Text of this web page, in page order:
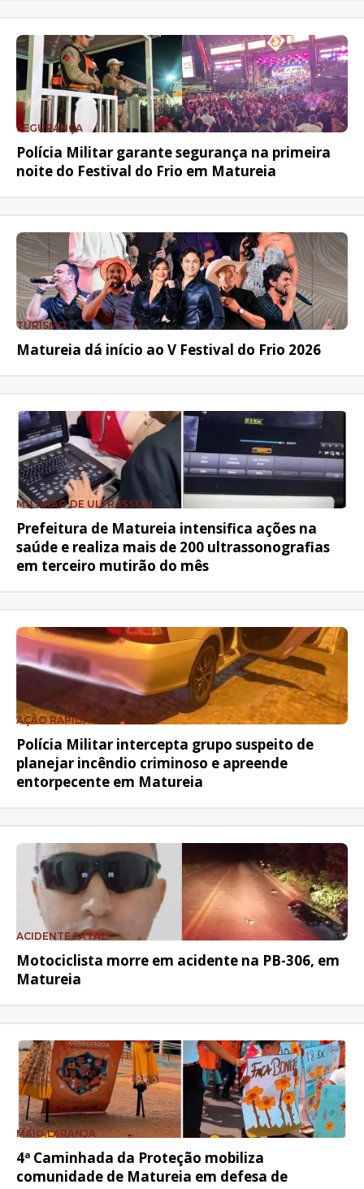
SEGURANÇA
Polícia Militar garante segurança na primeira
noite do Festival do Frio em Matureia
TURISMO
Matureia dá início ao V Festival do Frio 2026
MUTIRÃO DE ULTRASSOM
Prefeitura de Matureia intensifica ações na
saúde e realiza mais de 200 ultrassonografias
em terceiro mutirão do mês
AÇÃO RÁPIDA
Polícia Militar intercepta grupo suspeito de
planejar incêndio criminoso e apreende
entorpecente em Matureia
ACIDENTE FATAL
Motociclista morre em acidente na PB-306, em
Matureia
MAIO LARANJA
4ª Caminhada da Proteção mobiliza
comunidade de Matureia em defesa de